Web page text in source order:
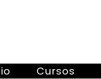
Cursos